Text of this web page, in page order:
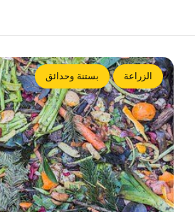
الزراعة بستنة وحدائق